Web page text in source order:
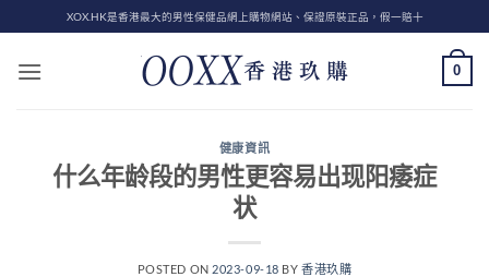
to
content
XOX.HK是香港最大的男性保健品網上購物網站、保證原裝正品，假一賠十
0
健康資訊
什么年龄段的男性更容易出现阳痿症
状
POSTED ON 2023-09-18 BY香港玖購